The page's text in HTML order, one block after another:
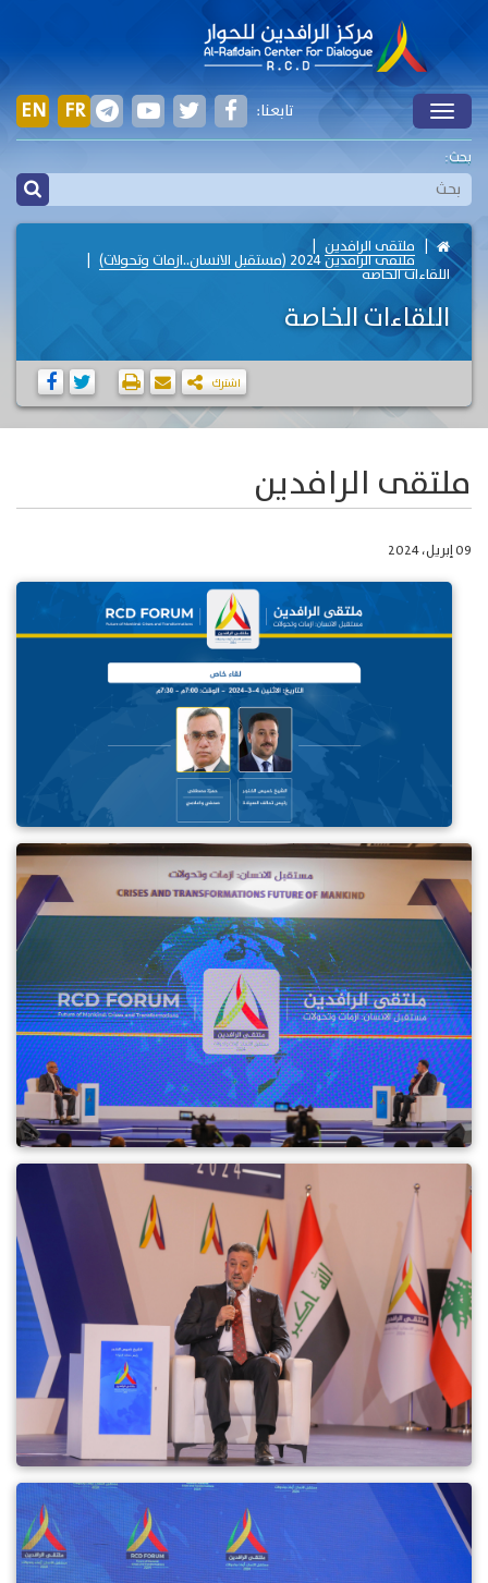
Toggle
EN FR تابعنا:
بحث:
ملتقى الرافدين
ملتقى الرافدين 2024 (مستقبل الانسان..ازمات وتحولات)
اللقاءات الخاصة
اللقاءات الخاصة
اشترك
ملتقى الرافدين
09 إبريل، 2024